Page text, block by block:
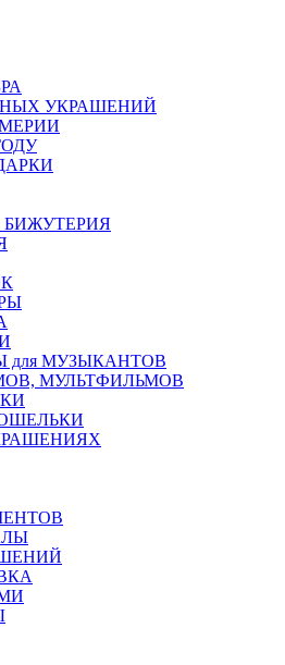
УКРАШЕНИЙ
для МУЗЫКАНТОВ
МУЛЬТФИЛЬМОВ